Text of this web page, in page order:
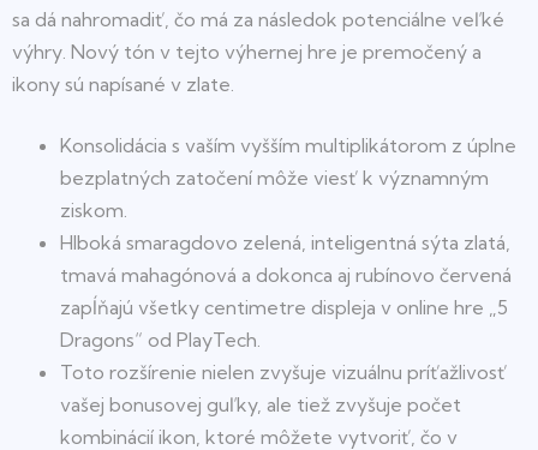
sa dá nahromadiť, čo má za následok potenciálne veľké
výhry. Nový tón v tejto výhernej hre je premočený a
ikony sú napísané v zlate.
Konsolidácia s vaším vyšším multiplikátorom z úplne
bezplatných zatočení môže viesť k významným
ziskom.
Hlboká smaragdovo zelená, inteligentná sýta zlatá,
tmavá mahagónová a dokonca aj rubínovo červená
zapĺňajú všetky centimetre displeja v online hre „5
Dragons“ od PlayTech.
Toto rozšírenie nielen zvyšuje vizuálnu príťažlivosť
vašej bonusovej guľky, ale tiež zvyšuje počet
kombinácií ikon, ktoré môžete vytvoriť, čo v